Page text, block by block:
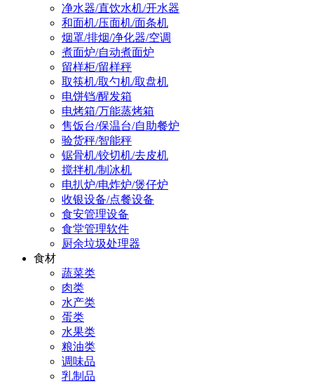
净水器/直饮水机/开水器
和面机/压面机/面条机
烟罩/排烟/净化器/空调
煮面炉/自动煮面炉
留样柜/留样秤
取筷机/取勺机/取盘机
电饼铛/醒发箱
电烤箱/万能蒸烤箱
售饭台/保温台/自助餐炉
验货秤/智能秤
锯骨机/铰切机/去皮机
搅拌机/制冰机
电扒炉/电炸炉/煲仔炉
收银设备/点餐设备
食安管理设备
食堂管理软件
厨余垃圾处理器
食材
蔬菜类
肉类
水产类
蛋类
水果类
粮油类
调味品
乳制品